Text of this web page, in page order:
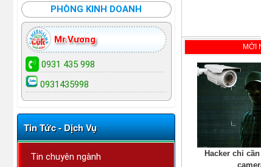
MỚI
Hacker chỉ
PHÒNG KINH DOANH
Mr.Vương
0931 435 998
0931435998
Tin Tức - Dịch Vụ
Tin chuyên ngành